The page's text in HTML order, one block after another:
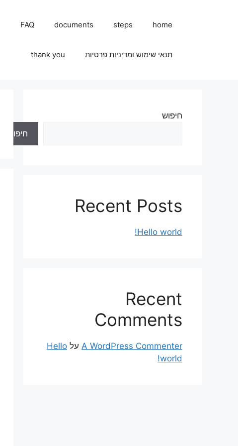
home
steps
documents
FAQ
תנאי שימוש ומדיניות פרטיות thank you
חיפוש
חיפוש
Recent Posts
Hello world!
Recent
Comments
A WordPress Commenter על Hello
world!